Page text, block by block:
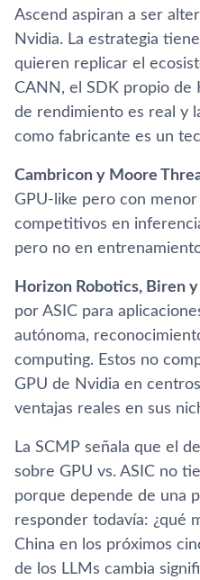
Ascend aspiran a ser
Nvidia. La estrategia
quieren replicar el
CANN, el SDK propio de
de rendimiento es real y
como fabricante es un
Cambricon y Moore
GPU-like pero con menor
competitivos en
pero no en
Horizon Robotics, Biren
por ASIC para
autónoma,
computing. Estos no
GPU de Nvidia en
ventajas reales en sus
La SCMP señala que el
sobre GPU vs. ASIC no
porque depende de una
responder todavía: ¿qué
China en los próximos
de los LLMs cambia